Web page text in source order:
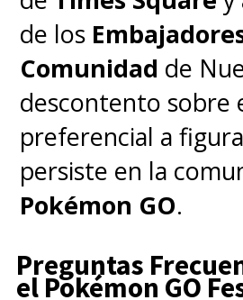
de los
Comunidad de
descontento sobre
preferencial a
persiste en la
Pokémon GO.
Preguntas
el Pokémon GO